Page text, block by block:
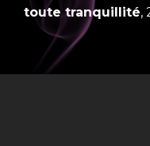
toute tranquillité,